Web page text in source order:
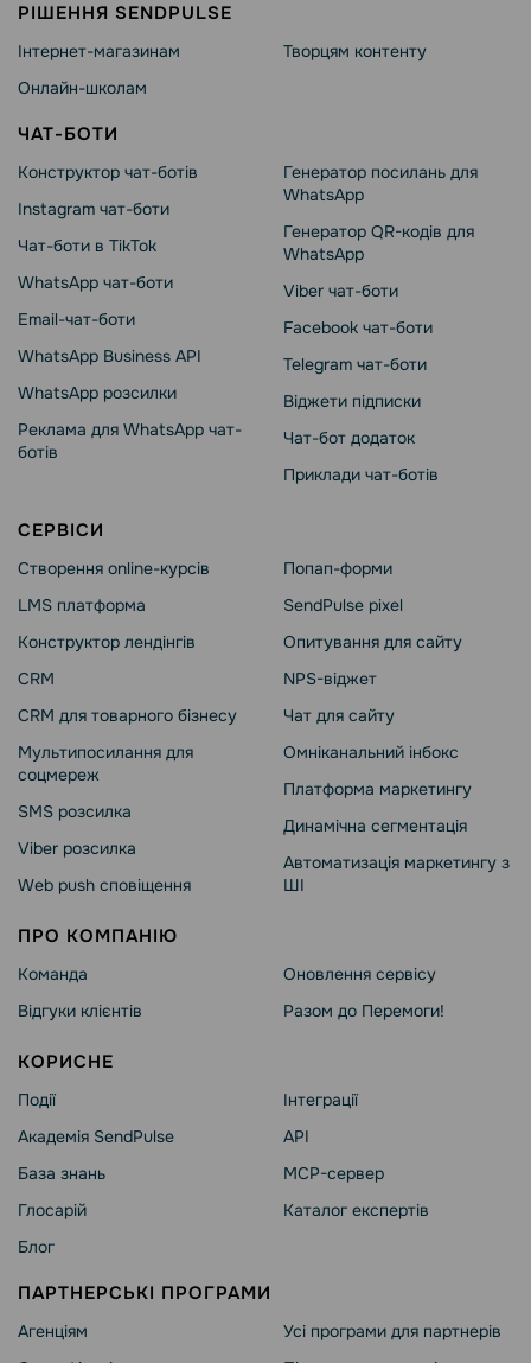
РІШЕННЯ SENDPULSE
Інтернет-магазинам
Онлайн-школам
Творцям контенту
ЧАТ-БОТИ
Конструктор чат-ботів
Instagram чат-боти
Чат-боти в TikTok
WhatsApp чат-боти
Email-чат-боти
WhatsApp Business API
WhatsApp розсилки
Реклама для WhatsApp чат-
ботів
Генератор посилань для
WhatsApp
Генератор QR-кодів для
WhatsApp
Viber чат-боти
Facebook чат-боти
Telegram чат-боти
Віджети підписки
Чат-бот додаток
Приклади чат-ботів
СЕРВІСИ
Створення online-курсів
LMS платформа
Конструктор лендінгів
CRM
CRM для товарного бізнесу
Мультипосилання для
соцмереж
SMS розсилка
Viber розсилка
Web push сповіщення
Попап-форми
SendPulse pixel
Опитування для сайту
NPS-віджет
Чат для сайту
Омніканальний інбокс
Платформа маркетингу
Динамічна сегментація
Автоматизація маркетингу з
ШІ
ПРО КОМПАНІЮ
Команда
Відгуки клієнтів
Оновлення сервісу
Разом до Перемоги!
КОРИСНЕ
Події
Академія SendPulse
База знань
Глосарій
Блог
Інтеграції
API
MCP-сервер
Каталог експертів
ПАРТНЕРСЬКІ ПРОГРАМИ
Агенціям
Усі програми для партнерів